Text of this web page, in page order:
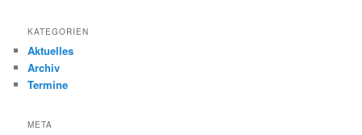
KATEGORIEN
Aktuelles
Archiv
Termine
META